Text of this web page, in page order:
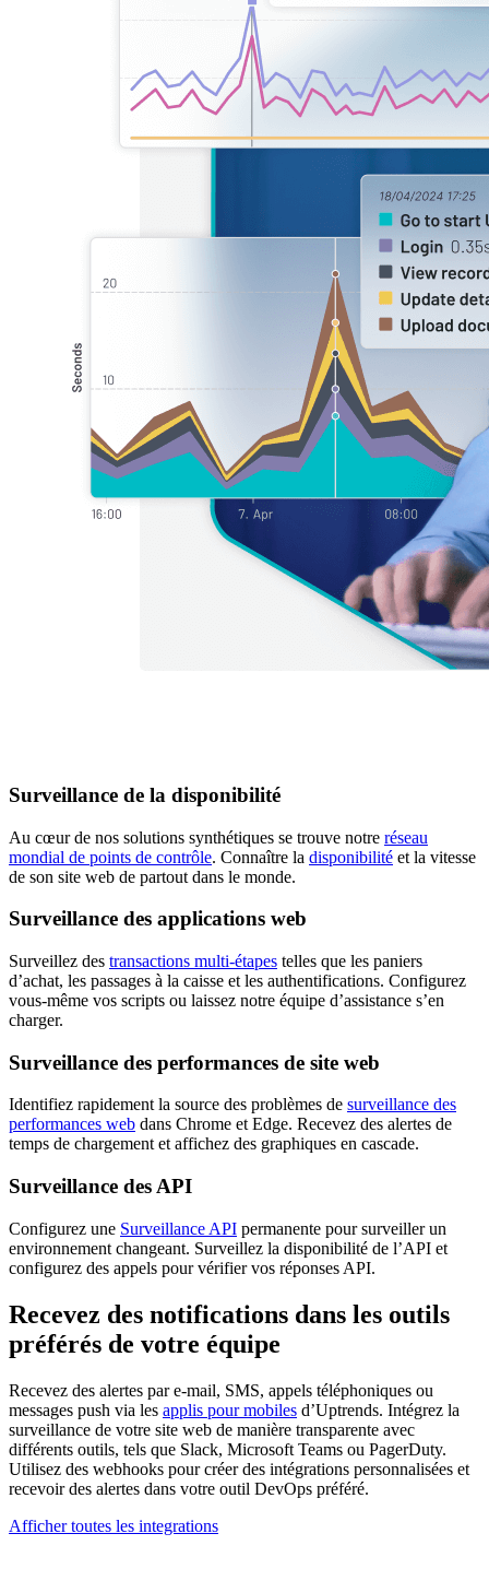
Surveillance de la disponibilité
Au cœur de nos solutions synthétiques se trouve notre réseau
mondial de points de contrôle. Connaître la disponibilité et la vitesse
de son site web de partout dans le monde.
Surveillance des applications web
Surveillez des transactions multi-étapes telles que les paniers
d’achat, les passages à la caisse et les authentifications. Configurez
vous-même vos scripts ou laissez notre équipe d’assistance s’en
charger.
Surveillance des performances de site web
Identifiez rapidement la source des problèmes de surveillance des
performances web dans Chrome et Edge. Recevez des alertes de
temps de chargement et affichez des graphiques en cascade.
Surveillance des API
Configurez une Surveillance API permanente pour surveiller un
environnement changeant. Surveillez la disponibilité de l’API et
configurez des appels pour vérifier vos réponses API.
Recevez des notifications dans les outils
préférés de votre équipe
Recevez des alertes par e-mail, SMS, appels téléphoniques ou
messages push via les applis pour mobiles d’Uptrends. Intégrez la
surveillance de votre site web de manière transparente avec
différents outils, tels que Slack, Microsoft Teams ou PagerDuty.
Utilisez des webhooks pour créer des intégrations personnalisées et
recevoir des alertes dans votre outil DevOps préféré.
Afficher toutes les integrations